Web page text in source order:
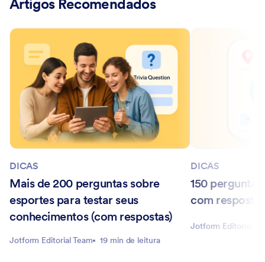
Artigos Recomendados
DICAS
Mais de 200 perguntas sobre
esportes para testar seus
conhecimentos (com respostas)
Jotform Editorial Team 19 min de leitura
DICAS
150
com
Jotform Editorial